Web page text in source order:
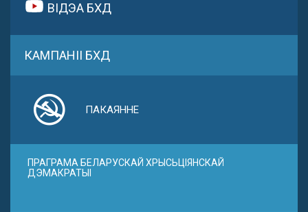
ВІДЭА БХД
КАМПАНІІ БХД
ПАКАЯННЕ
ПРАГРАМА БЕЛАРУСКАЙ ХРЫСЬЦІЯНСКАЙ
ДЭМАКРАТЫІ